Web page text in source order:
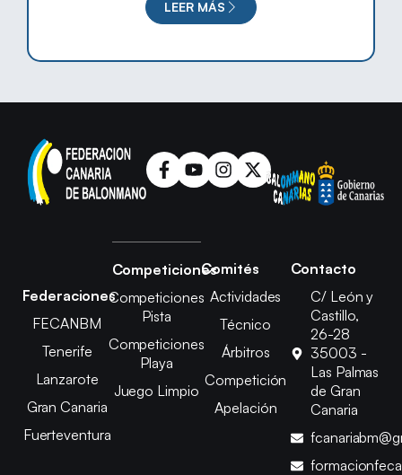
LEER MÁS
Federaciones
FECANBM
Tenerife
Lanzarote
Gran Canaria
Fuerteventura
Competiciones
Competiciones
Pista
Competiciones
Playa
Juego Limpio
Comités
Actividades
Técnico
Árbitros
Competición
Apelación
Contacto
C/ León y
Castillo,
26-28
35003 -
Las Palmas
de Gran
Canaria